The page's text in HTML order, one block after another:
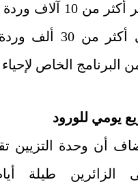
نشر أكثر من
إلى أكثر
البرنامج الخاص لإحياء
يومي للورود
الزائرين طيلة